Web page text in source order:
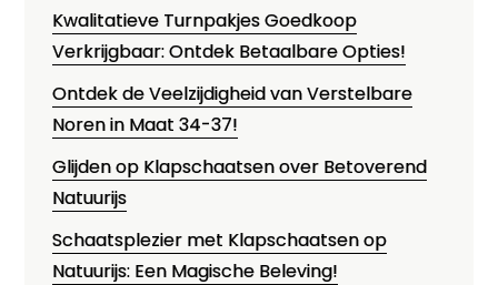
Kwalitatieve Turnpakjes Goedkoop
Verkrijgbaar: Ontdek Betaalbare Opties!
Ontdek de Veelzijdigheid van Verstelbare
Noren in Maat 34-37!
Glijden op Klapschaatsen over Betoverend
Natuurijs
Schaatsplezier met Klapschaatsen op
Natuurijs: Een Magische Beleving!